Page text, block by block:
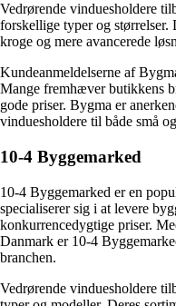
Vedrørende vinduesholdere
forskellige typer og størrelser.
kroge og mere avancerede
Kundeanmeldelserne af
Mange fremhæver butikkens
gode priser. Bygma er
vinduesholdere til både små
10-4 Byggemarked
10-4 Byggemarked er en
specialiserer sig i at levere
konkurrencedygtige priser.
Danmark er 10-4
branchen.
Vedrørende vinduesholdere